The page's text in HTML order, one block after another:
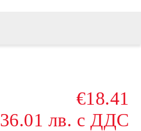
€18.41
36.01 лв. с ДДС